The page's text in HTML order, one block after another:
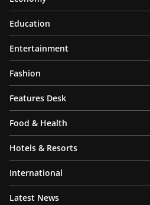
Education
Entertainment
Fashion
Features Desk
Food & Health
Hotels & Resorts
International
Latest News